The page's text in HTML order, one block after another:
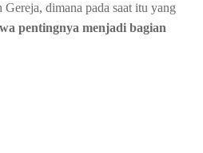
dimana pada saat itu yang
pentingnya menjadi bagian